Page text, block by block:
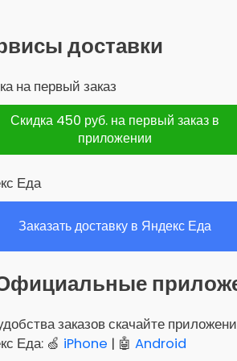
доставки
на первый заказ
Скидка 450 руб. на первый заказ в
приложении
Еда
Заказать доставку в Яндекс Еда
заказов скачайте
Еда: 🍏 iPhone | 🤖 Android